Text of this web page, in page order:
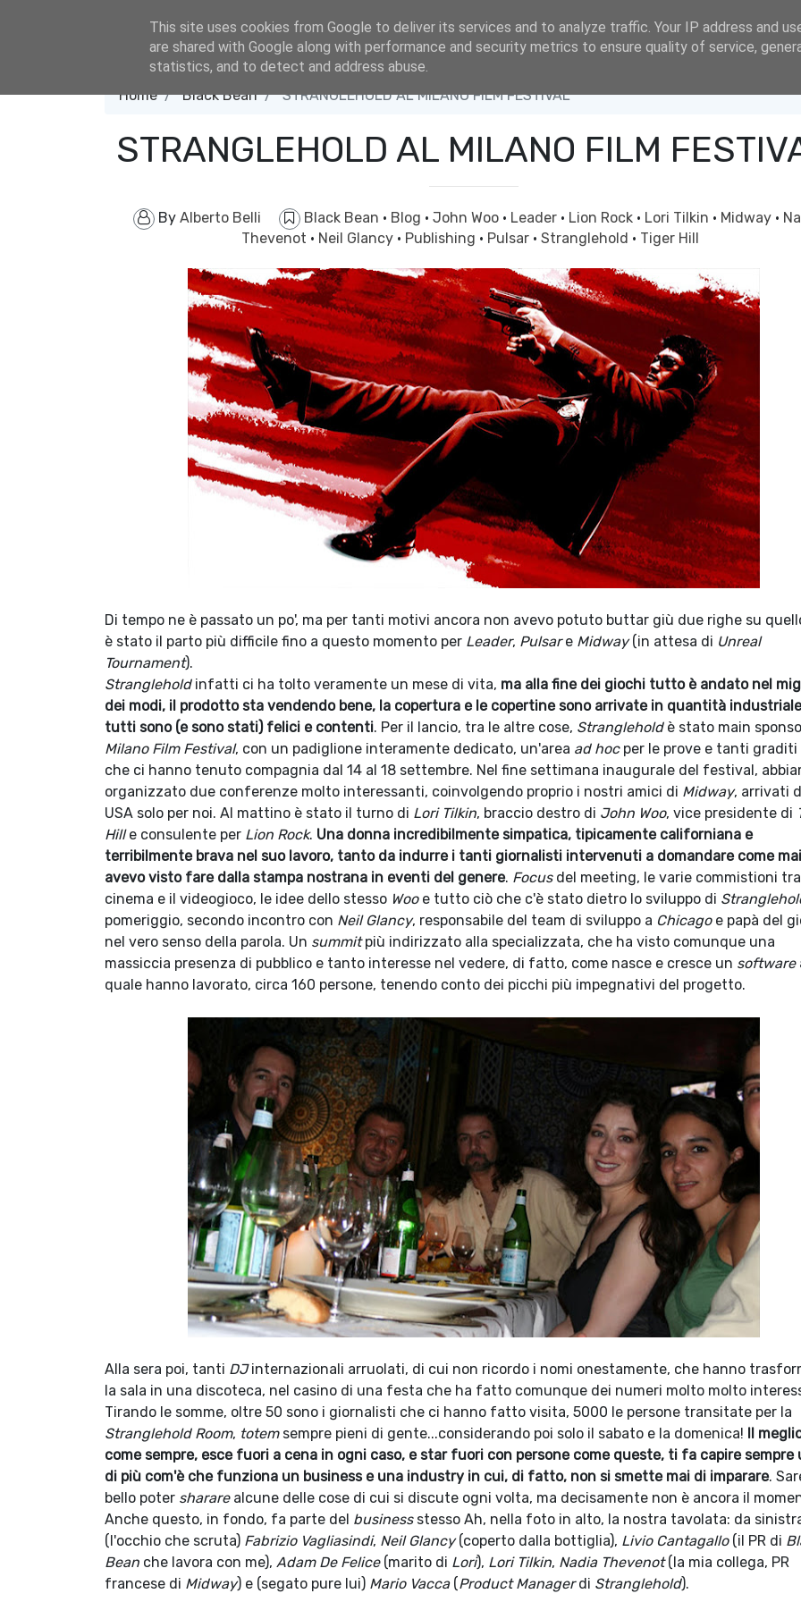
Home Black Bean STRANGLEHOLD AL MILANO FILM FESTIVAL
STRANGLEHOLD AL MILANO FILM
By Alberto Belli Black Bean · Blog · John Woo · Leader · Lion Rock · Lori Tilkin · Midway ·
Thevenot · Neil Glancy · Publishing · Pulsar · Stranglehold · Tiger Hill
Di tempo ne è passato un po', ma per tanti motivi ancora non avevo potuto buttar giù due righe su
è stato il parto più difficile fino a questo momento per Leader, Pulsare Midway(in attesa di Unreal
Tournament).
Strangleholdinfatti ci ha tolto veramente un mese di vita, ma alla fine dei giochi tutto è andato nel
dei modi, il prodotto sta vendendo bene, la copertura e le copertine sono arrivate in quantità
tutti sono (e sono stati) felici e contenti. Per il lancio, tra le altre cose, Stranglehold è stato main
Milano Film Festival, con un padiglione interamente dedicato, un'area ad hoc per le prove e tanti graditi
che ci hanno tenuto compagnia dal 14 al 18 settembre. Nel fine settimana inaugurale del festival,
organizzato due conferenze molto interessanti, coinvolgendo proprio i nostri amici di Midway, arrivati
USA solo per noi. Al mattino è stato il turno di Lori Tilkin, braccio destro di John Woo, vice presidente di
Hille consulente per Lion Rock. Una donna incredibilmente simpatica, tipicamente californiana e
terribilmente brava nel suo lavoro, tanto da indurre i tanti giornalisti intervenuti a domandare come mai
avevo visto fare dalla stampa nostrana in eventi del genere. Focusdel meeting, le varie commistioni
cinema e il videogioco, le idee dello stesso Wooe tutto ciò che c'è stato dietro lo sviluppo di
pomeriggio, secondo incontro con Neil Glancy, responsabile del team di sviluppo a Chicagoe papà del
nel vero senso della parola. Un summitpiù indirizzato alla specializzata, che ha visto comunque una
massiccia presenza di pubblico e tanto interesse nel vedere, di fatto, come nasce e cresce un software
quale hanno lavorato, circa 160 persone, tenendo conto dei picchi più impegnativi del progetto.
Alla sera poi, tanti DJinternazionali arruolati, di cui non ricordo i nomi onestamente, che hanno
la sala in una discoteca, nel casino di una festa che ha fatto comunque dei numeri molto molto
Tirando le somme, oltre 50 sono i giornalisti che ci hanno fatto visita, 5000 le persone transitate per la
Stranglehold Room, totemsempre pieni di gente...considerando poi solo il sabato e la domenica! Il
come sempre, esce fuori a cena in ogni caso, e star fuori con persone come queste, ti fa capire sempre
di più com'è che funziona un business e una industry in cui, di fatto, non si smette mai di imparare.
bello poter shararealcune delle cose di cui si discute ogni volta, ma decisamente non è ancora il
Anche questo, in fondo, fa parte del businessstesso Ah, nella foto in alto, la nostra tavolata: da
(l'occhio che scruta) Fabrizio Vagliasindi, Neil Glancy(coperto dalla bottiglia), Livio Cantagallo(il PR di
Bean che lavora con me), Adam De Felice(marito di Lori), Lori Tilkin, Nadia Thevenot(la mia collega, PR
francese di Midway) e (segato pure lui) Mario Vacca(Product Managerdi Stranglehold).
This site uses cookies from Google to deliver its services and to analyze traffic. Your IP address and
are shared with Google along with performance and security metrics to ensure quality of service,
statistics, and to detect and address abuse.